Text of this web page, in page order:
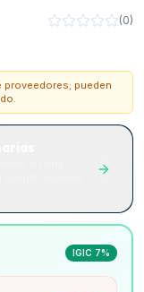
(0)
pueden
IGIC 7%